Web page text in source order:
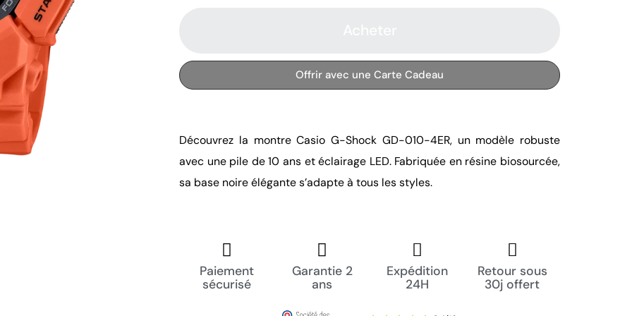
Offrir avec une Carte Cadeau
Découvrez la montre Casio G-Shock GD-010-4ER, un modèle robuste
avec une pile de 10 ans et éclairage LED. Fabriquée en résine biosourcée,
sa base noire élégante s’adapte à tous les styles.
Paiement
sécurisé
Garantie 2
ans
Expédition
24H
Retour sous
30j offert